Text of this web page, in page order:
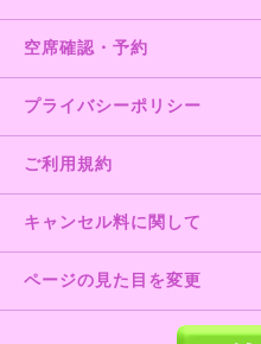
空席確認・予約
プライバシーポリシー
ご利用規約
キャンセル料に関して
ページの見た目を変更